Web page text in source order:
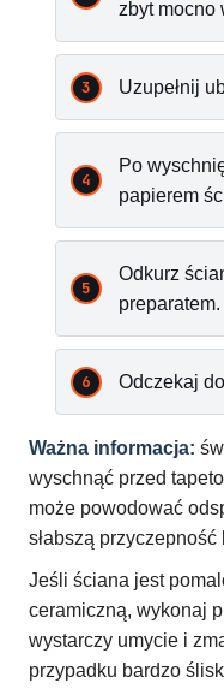
zbyt mocno
Uzupełnij
Po
papierem
Odkurz
preparatem.
Odczekaj
Ważna informacja:
wyschnąć przed
może powodować
słabszą przyczepność
Jeśli ściana jest
ceramiczną, wykonaj
wystarczy umycie i
przypadku bardzo